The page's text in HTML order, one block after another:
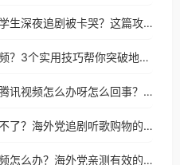
海外不能用腾讯视频？留学生深夜追剧被卡哭？这篇攻略帮你一键回国看剧听歌
在国外怎么可以看腾讯视频？3个实用技巧帮你突破地域限制（附避坑指南）
海外党必看：国外看不了腾讯视频怎么办呀怎么回事？3步解决地区限制
为什么腾讯视频在国外用不了？海外党追剧听歌购物的终极解决方案
手机在国外看不了腾讯视频怎么办？海外党亲测有效的追剧自由指南